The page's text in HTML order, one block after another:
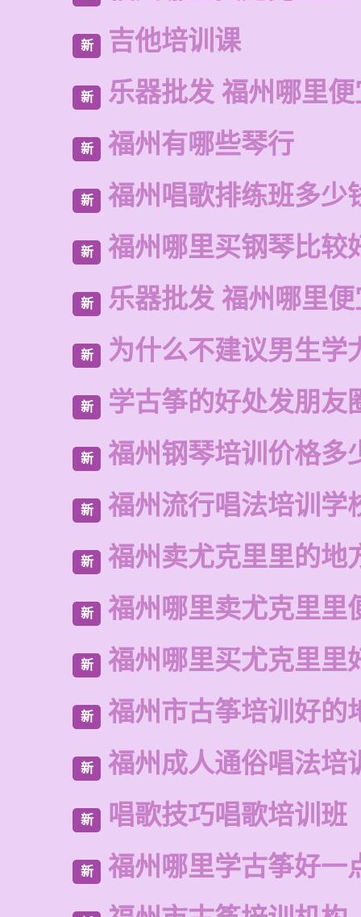
新 吉他培训课
新 乐器批发 福州哪里
新 福州有哪些琴行
新 福州唱歌排练班多少
新 福州哪里买钢琴比较
新 乐器批发 福州哪里
新 为什么不建议男生学
新 学古筝的好处发朋友
新 福州钢琴培训价格多
新 福州流行唱法培训学
新 福州卖尤克里里的地
新 福州哪里卖尤克里里
新 福州哪里买尤克里里
新 福州市古筝培训好的
新 福州成人通俗唱法培
新 唱歌技巧唱歌培训班
新 福州哪里学古筝好一